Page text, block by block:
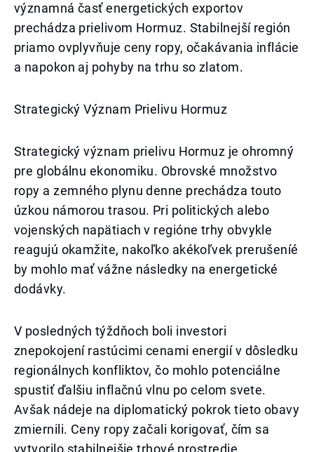
významná časť energetických exportov
prechádza prielivom Hormuz. Stabilnejší región
priamo ovplyvňuje ceny ropy, očakávania inflácie
a napokon aj pohyby na trhu so zlatom.
Strategický Význam Prielivu Hormuz
Strategický význam prielivu Hormuz je ohromný
pre globálnu ekonomiku. Obrovské množstvo
ropy a zemného plynu denne prechádza touto
úzkou námorou trasou. Pri politických alebo
vojenských napätiach v regióne trhy obvykle
reagujú okamžite, nakoľko akékoľvek prerušeníé
by mohlo mať vážne následky na energetické
dodávky.
V posledných týždňoch boli investori
znepokojení rastúcimi cenami energií v dôsledku
regionálnych konfliktov, čo mohlo potenciálne
spustiť ďalšiu inflačnú vlnu po celom svete.
Avšak nádeje na diplomatický pokrok tieto obavy
zmiernili. Ceny ropy začali korigovať, čím sa
vytvorilo stabilnejšie trhové prostredie.